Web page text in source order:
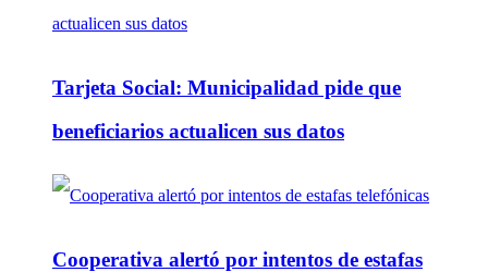
Tarjeta Social: Municipalidad pide que
beneficiarios actualicen sus datos
Cooperativa alertó por intentos de estafas